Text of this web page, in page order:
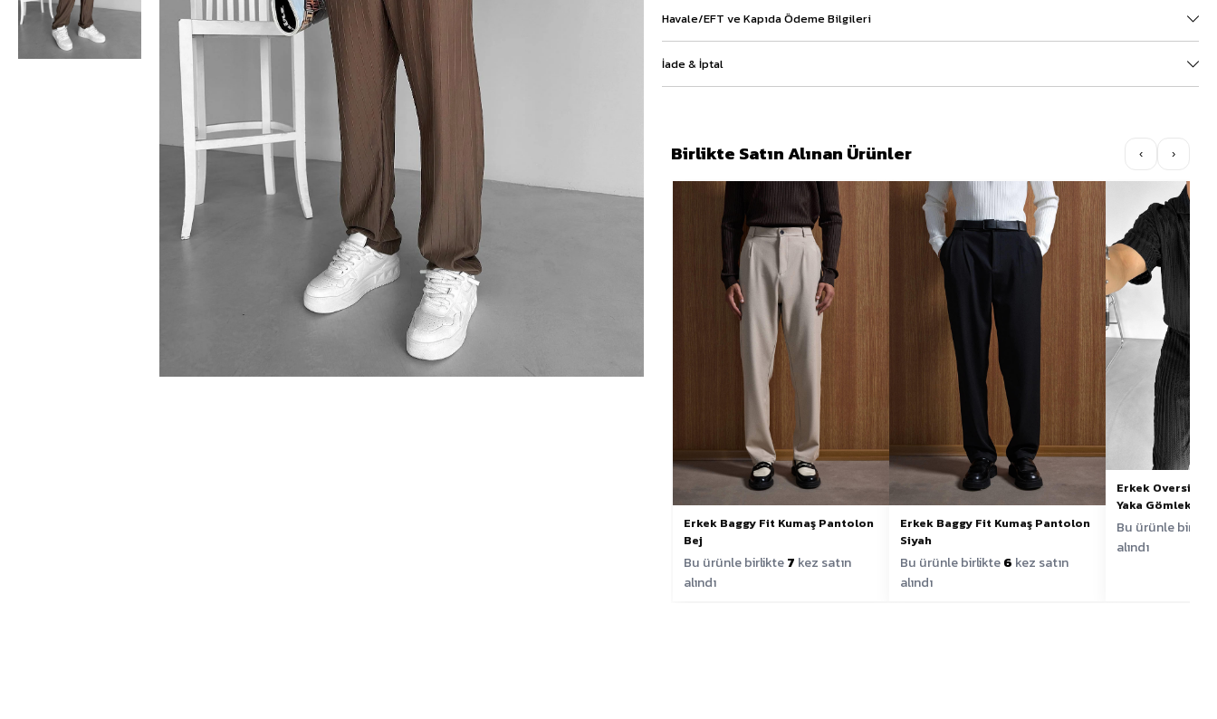
Bisiklet Yaka T-Shirt
Pamuklu T-Shirt
Sweatshirt
Hoodie / Kapüşonlu
Hırka
Kazak
Havale/EFT ve Kapıda Ödeme Bilgileri
İade & İptal
Birlikte Satın Alınan Ürünler ‹ ›
Erkek Baggy Fit Kumaş Pantolon
Bej
Bu ürünle birlikte7 kez satın
alındı
Erkek Baggy Fit Kumaş Pantolon
Siyah
Bu ürünle birlikte6 kez satın
alındı
Erkek Oversize
Yaka Gömlek
Bu ürünle
alındı